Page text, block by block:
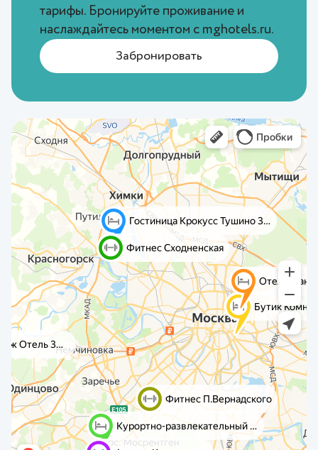
тарифы. Бронируйте проживание и
наслаждайтесь моментом с mghotels.ru.
Забронировать